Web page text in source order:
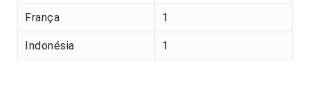
França 1
Indonésia 1